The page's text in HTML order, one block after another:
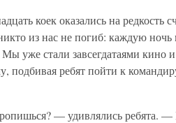
коек оказались на
из нас не погиб: каждую
уже стали завсегдатаями кино
подбивая ребят пойти к
— удивлялись ребята. —